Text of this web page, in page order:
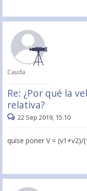
Cauda
Re: ¿Por qué la
relativa?
22 Sep 2019, 15:10
quise poner V = (v1+v2)/